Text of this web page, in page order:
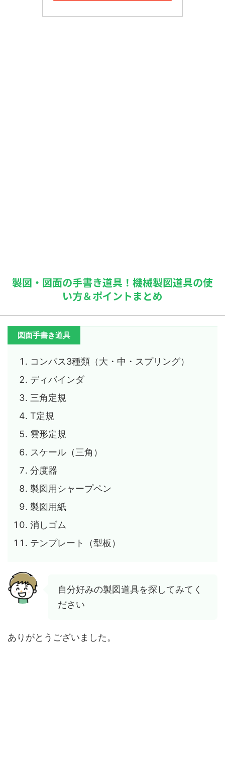
製図・図面の手書き道具！機械製図道具の使
い方＆ポイントまとめ
図面手書き道具
コンパス3種類（大・中・スプリング）
ディバインダ
三角定規
T定規
雲形定規
スケール（三角）
分度器
製図用シャープペン
製図用紙
消しゴム
テンプレート（型板）
自分好みの製図道具を探してみてく
ださい
ありがとうございました。